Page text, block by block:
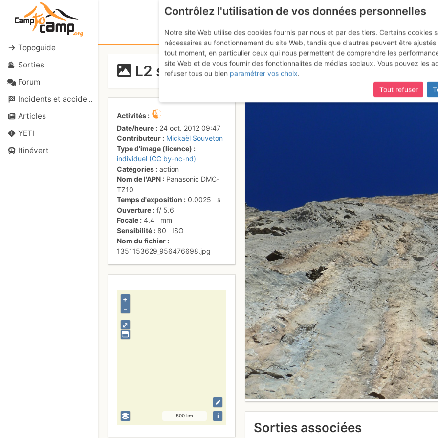
Topoguide
Sorties
Forum
Incidents et accidents
Articles
YETI
Itinévert
L2 superbe malgré ce petit pas un peu
Activités
Date/heure
24 oct. 2012 09:47
Contributeur
Mickaël Souveton
Type d'image (licence)
individuel (CC by-nc-nd)
Catégories
action
Nom de l'APN
Panasonic DMC-
TZ10
Temps d'exposition
0.0025
s
Ouverture
f/5.6
Focale
4.4
mm
Sensibilité
80
ISO
Nom du fichier
1351153629_956476698.jpg
⤢
+
–
500 km i
Sorties associées
Contrôlez l'utilisation de vos données personnelles
Notre site Web utilise des cookies fournis par nous et par des tiers. Certains cookies
nécessaires au fonctionnement du site Web, tandis que d'autres peuvent être ajustés
tout moment, en particulier ceux qui nous permettent de comprendre les
site Web et de vous fournir des fonctionnalités de médias sociaux. Vous pouvez les
refuser tous ou bien paramétrer vos choix.
Tout refuser